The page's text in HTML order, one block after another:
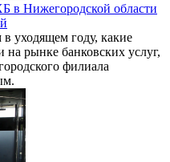
в Нижегородской области
уходящем году, какие
рынке банковских услуг,
филиала